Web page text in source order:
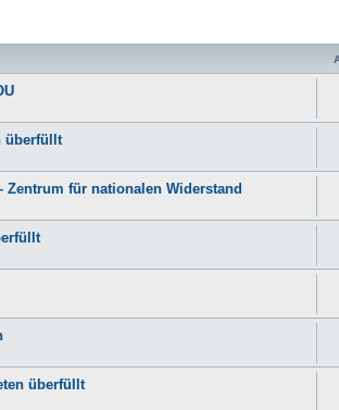
überfüllt
für nationalen Widerstand
überfüllt